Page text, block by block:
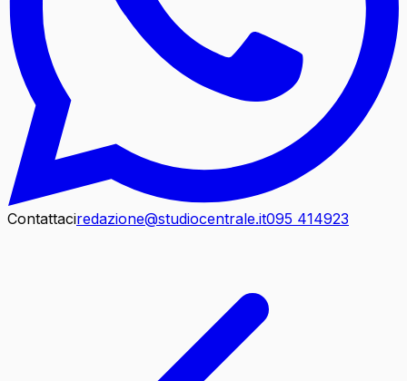
Contattaciredazione@studiocentrale.it095 414923